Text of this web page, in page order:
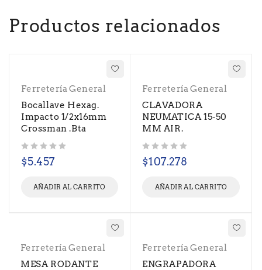
Productos relacionados
Ferretería General
Bocallave Hexag.
Impacto 1/2x16mm
Crossman .Bta
$5.457
AÑADIR AL CARRITO
Ferretería General
CLAVADORA
NEUMATICA 15-50
MM AIR.
$107.278
AÑADIR AL CARRITO
Ferretería General
MESA RODANTE
Ferretería General
ENGRAPADORA